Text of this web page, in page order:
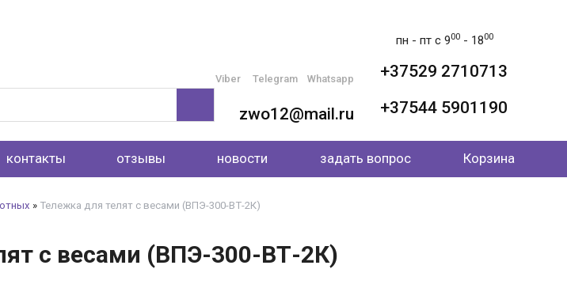
Viber Telegram Whatsapp
zwo12@mail.ru
пн - пт с 900- 1800
+37529 2710713
+37544 5901190
контакты отзывы новости задать вопрос Корзина
» Тележка для телят с весами (ВПЭ-300-ВТ-2К)
с весами (ВПЭ-300-ВТ-2К)